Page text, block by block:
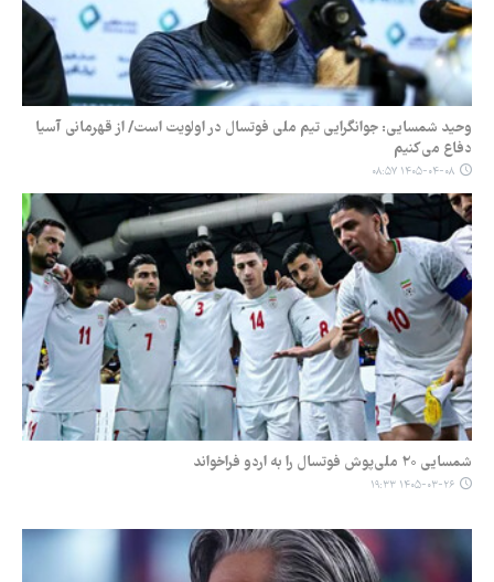
وحید شمسایی: جوانگرایی تیم ملی فوتسال در اولویت است/ از قهرمانی آسیا
دفاع می‌کنیم
۱۴۰۵-۰۴-۰۸ ۰۸:۵۷
شمسایی ۲۰ ملی‌پوش فوتسال را به اردو فراخواند
۱۴۰۵-۰۳-۲۶ ۱۹:۳۳